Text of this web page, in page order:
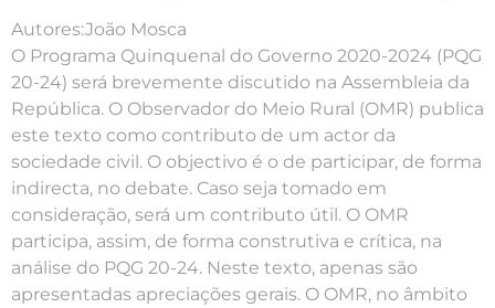
Autores:João Mosca
O Programa Quinquenal do Governo 2020-2024 (PQG
20-24) será brevemente discutido na Assembleia da
República. O Observador do Meio Rural (OMR) publica
este texto como contributo de um actor da
sociedade civil. O objectivo é o de participar, de forma
indirecta, no debate. Caso seja tomado em
consideração, será um contributo útil. O OMR
participa, assim, de forma construtiva e crítica, na
análise do PQG 20-24. Neste texto, apenas são
apresentadas apreciações gerais. O OMR, no âmbito